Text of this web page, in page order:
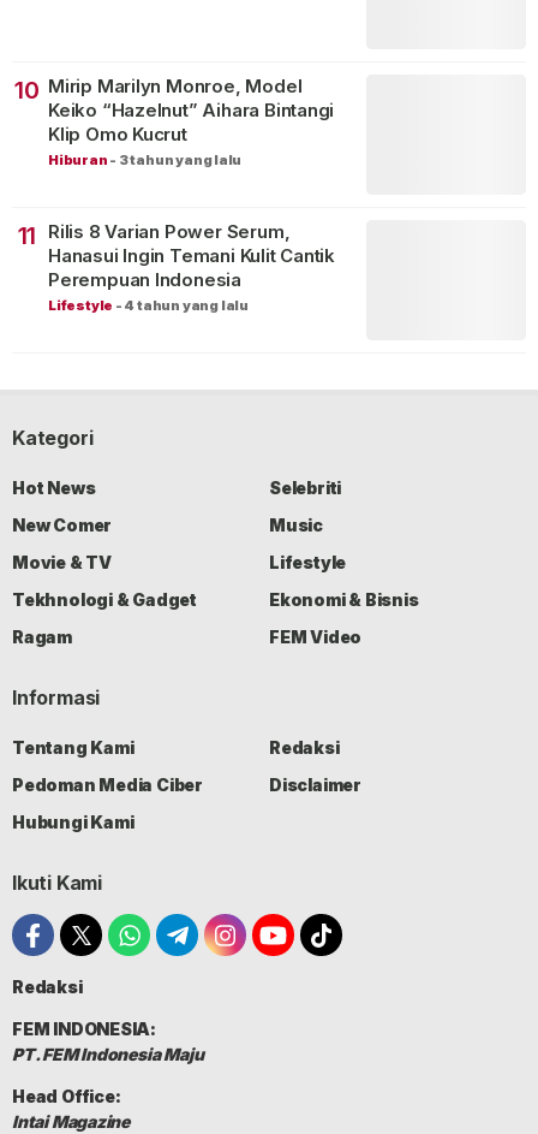
10 Mirip Marilyn Monroe, Model
Keiko “Hazelnut” Aihara Bintangi
Klip Omo Kucrut
Hiburan - 3 tahun yang lalu
11
Rilis 8 Varian Power Serum,
Hanasui Ingin Temani Kulit Cantik
Perempuan Indonesia
Lifestyle - 4 tahun yang lalu
Kategori
Hot News
Selebriti
New Comer
Music
Movie & TV
Lifestyle
Tekhnologi & Gadget
Ekonomi & Bisnis
Ragam
FEM Video
Informasi
Tentang Kami
Redaksi
Pedoman Media Ciber
Disclaimer
Hubungi Kami
Ikuti Kami
Redaksi
FEM INDONESIA:
PT. FEM Indonesia Maju
Head Office:
Intai Magazine